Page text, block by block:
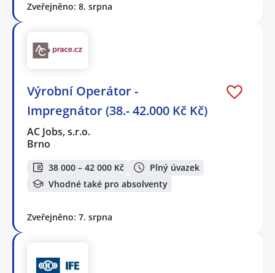
Zveřejněno: 8. srpna
Výrobní Operátor -
Impregnátor (38.- 42.000 Kč Kč)
AC Jobs, s.r.o.
Brno
38 000 – 42 000 Kč
Plný úvazek
Vhodné také pro absolventy
Zveřejněno: 7. srpna